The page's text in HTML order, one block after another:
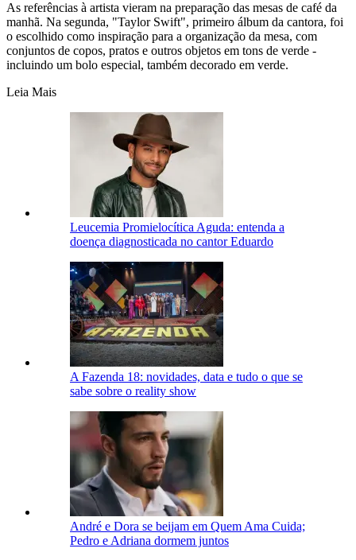
As referências à artista vieram na preparação das mesas de café da
manhã. Na segunda, "Taylor Swift", primeiro álbum da cantora, foi
o escolhido como inspiração para a organização da mesa, com
conjuntos de copos, pratos e outros objetos em tons de verde -
incluindo um bolo especial, também decorado em verde.
Leia Mais
Leucemia Promielocítica Aguda: entenda a
doença diagnosticada no cantor Eduardo
A Fazenda 18: novidades, data e tudo o que se
sabe sobre o reality show
André e Dora se beijam em Quem Ama Cuida;
Pedro e Adriana dormem juntos